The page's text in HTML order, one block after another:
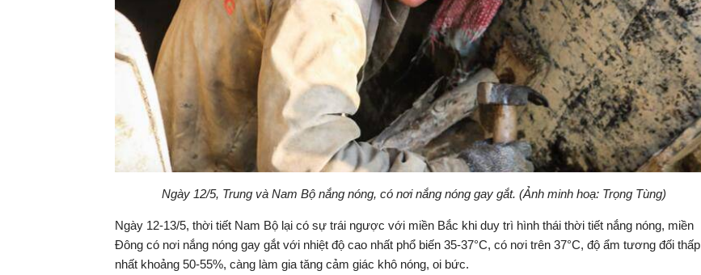
Ngày 12/5, Trung và Nam Bộ nắng nóng, có nơi nắng nóng gay gắt. (Ảnh minh hoạ: Trọng Tùng)
Ngày 12-13/5, thời tiết Nam Bộ lại có sự trái ngược với miền Bắc khi duy trì hình thái thời tiết nắng nóng, miền
Đông có nơi nắng nóng gay gắt với nhiệt độ cao nhất phổ biến 35-37°C, có nơi trên 37°C, độ ẩm tương đối thấp
nhất khoảng 50-55%, càng làm gia tăng cảm giác khô nóng, oi bức.